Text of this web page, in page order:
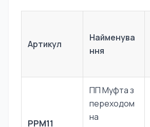
Артикул
Найменува
ння
PPM11
ПП Муфта з
переходом
на